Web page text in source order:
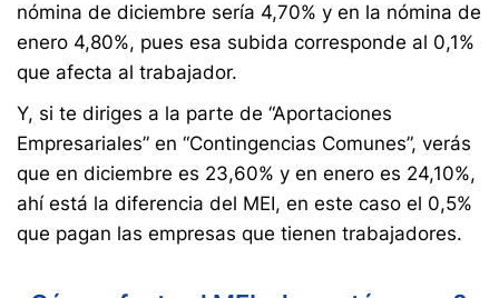
nómina de diciembre sería 4,70% y en la nómina de
enero 4,80%, pues esa subida corresponde al 0,1%
que afecta al trabajador.
Y, si te diriges a la parte de “Aportaciones
Empresariales” en “Contingencias Comunes”, verás
que en diciembre es 23,60% y en enero es 24,10%,
ahí está la diferencia del MEI, en este caso el 0,5%
que pagan las empresas que tienen trabajadores.